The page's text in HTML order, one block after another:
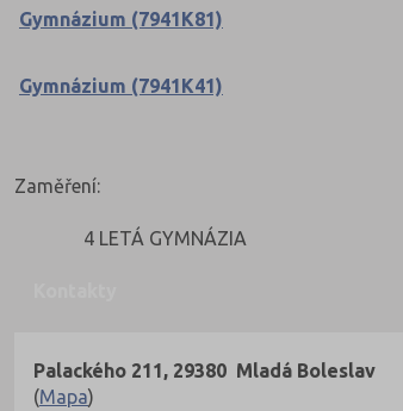
Gymnázium (7941K81)
Gymnázium (7941K41)
Zaměření:
4 LETÁ GYMNÁZIA
Palackého 211, 29380 Mladá Boleslav
(Mapa)